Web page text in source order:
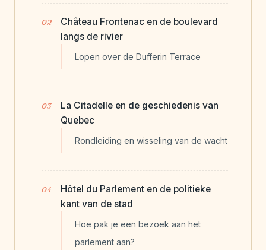
Château Frontenac en de boulevard
langs de rivier
Lopen over de Dufferin Terrace
La Citadelle en de geschiedenis van
Quebec
Rondleiding en wisseling van de wacht
Hôtel du Parlement en de politieke
kant van de stad
Hoe pak je een bezoek aan het
parlement aan?